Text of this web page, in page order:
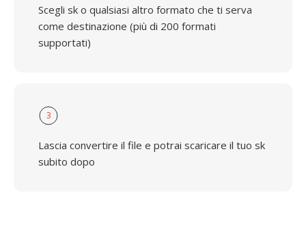
Scegli sk o qualsiasi altro formato che ti serva
come destinazione (più di 200 formati
supportati)
3
Lascia convertire il file e potrai scaricare il tuo sk
subito dopo